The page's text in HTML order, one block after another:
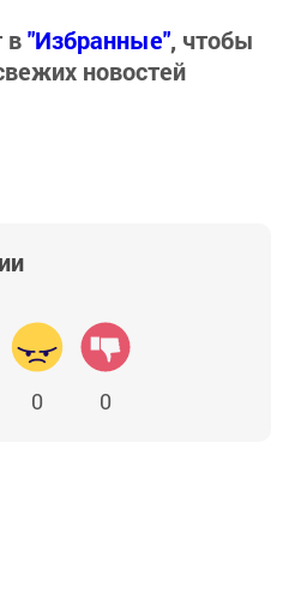
в"Избранные", чтобы
новостей
0 0